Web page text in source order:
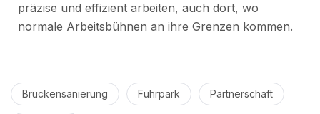
präzise und effizient arbeiten, auch dort, wo
normale Arbeitsbühnen an ihre Grenzen kommen.
Brückensanierung Fuhrpark Partnerschaft